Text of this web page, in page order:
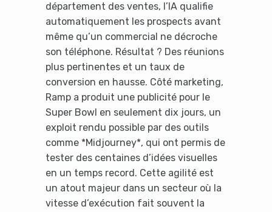
département des ventes, l’IA qualifie
automatiquement les prospects avant
même qu’un commercial ne décroche
son téléphone. Résultat ? Des réunions
plus pertinentes et un taux de
conversion en hausse. Côté marketing,
Ramp a produit une publicité pour le
Super Bowl en seulement dix jours, un
exploit rendu possible par des outils
comme *Midjourney*, qui ont permis de
tester des centaines d’idées visuelles
en un temps record. Cette agilité est
un atout majeur dans un secteur où la
vitesse d’exécution fait souvent la